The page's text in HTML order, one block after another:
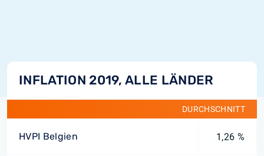
INFLATION 2019, ALLE LÄNDER
DURCHSCHNITT
HVPI Belgien 1,26 %